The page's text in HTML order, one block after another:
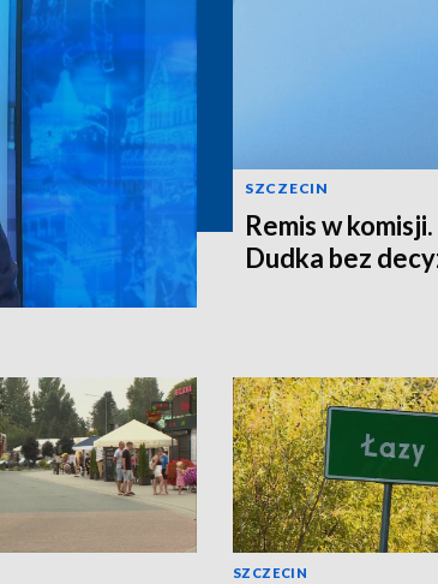
SZCZECIN
Remis w
Dudka bez
SZCZECIN